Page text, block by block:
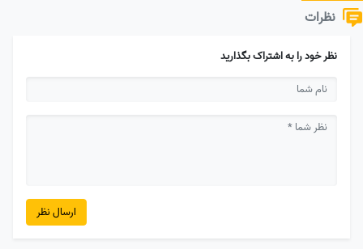
نظرات
نظر خود را به اشتراک بگذارید
ارسال نظر